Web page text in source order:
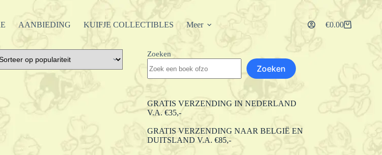
AANBIEDING KUIFJE COLLECTIBLES Meer Winkelwagen
€0.00
Zoeken
Zoeken
GRATIS VERZENDING IN NEDERLAND
V.A. €35,-
GRATIS VERZENDING NAAR BELGIË EN
DUITSLAND V.A. €85,-